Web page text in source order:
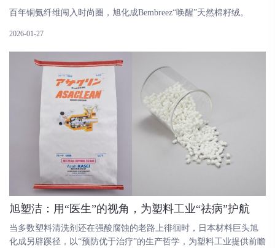
百年铜氨纤维闯入时尚圈，旭化成Bembreez“唤醒”天然棉籽绒。
2026-01-27
旭塑洁：用“医生”的视角，为塑料工业“祛病”护航
当多数塑料清洗剂还在强酸腐蚀的老路上徘徊时，日本材料巨头旭
化成另辟蹊径，以“预防优于治疗”的生产哲学，为塑料工业提供前瞻